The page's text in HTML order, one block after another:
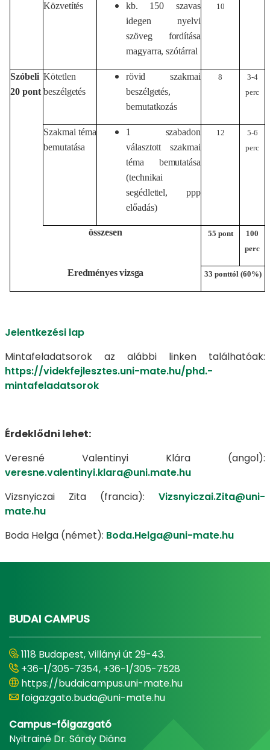
Közvetítés kb. 150szavas
idegen
nyelvi
szöveg
fordítása
magyarra, szótárral
10
Szóbeli
20 pont
Kötetlen
beszélgetés
rövid
szakmai
beszélgetés,
bemutatkozás
8
3-4
perc
Szakmai téma
bemutatása
1 szabadon
választott
szakmai
téma
bemutatása
(technikai
segédlettel, ppp
előadás)
12
5-6
perc
összesen 55 pont
100
perc
Eredményesvizsga 33 ponttól (60%)
Jelentkezési lap
Mintafeladatsorok az alábbi linken találhatóak:
https://videkfejlesztes.uni-mate.hu/phd.-
mintafeladatsorok
Érdeklődni lehet:
Veresné Valentinyi Klára (angol):
veresne.valentinyi.klara@uni.mate.hu
Vizsnyiczai Zita (francia): Vizsnyiczai.Zita@uni-
mate.hu
Boda Helga (német): Boda.Helga@uni-mate.hu
BUDAI CAMPUS
1118 Budapest, Villányi út 29-43.
+36-1/305-7354, +36-1/305-7528
https://budaicampus.uni-mate.hu
foigazgato.buda@uni-mate.hu
Campus-főigazgató
Nyitrainé Dr. Sárdy Diána